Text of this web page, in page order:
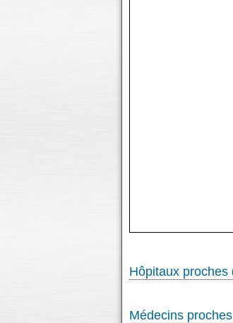
Hôpitaux proches
Médecins